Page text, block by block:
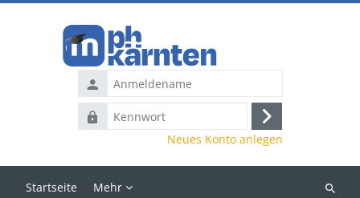
Anmeldename
Kennwort
Anmelden
Neues Konto anlegen
Startseite Mehr